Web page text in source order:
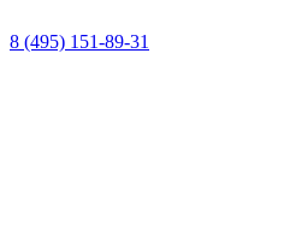
8 (495) 151-89-31